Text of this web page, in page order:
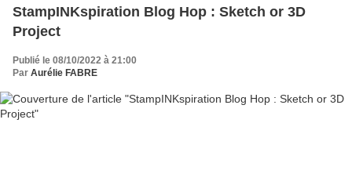
StampINKspiration Blog Hop : Sketch or 3D
Project
Publié le 08/10/2022 à 21:00
Par Aurélie FABRE